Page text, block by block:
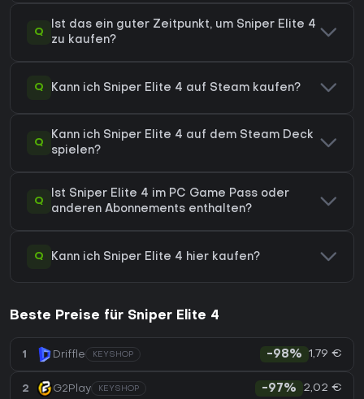
Q
Ist das ein guter Zeitpunkt, um Sniper Elite 4
zu kaufen?
Q Kann ich Sniper Elite 4 auf Steam kaufen?
Q
Kann ich Sniper Elite 4 auf dem Steam Deck
spielen?
Q
Ist Sniper Elite 4 im PC Game Pass oder
anderen Abonnements enthalten?
Q Kann ich Sniper Elite 4 hier kaufen?
Beste Preise für Sniper Elite 4
1 Driffle KEYSHOP -98% 1,79 €
2 G2Play KEYSHOP -97% 2,02 €